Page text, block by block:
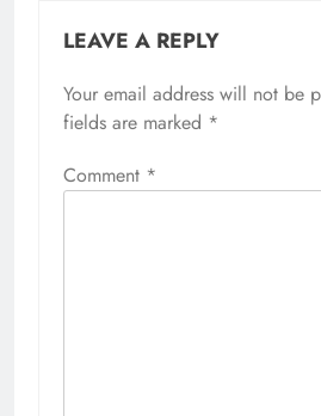
LEAVE A REPLY
Your email address will not be
fields are marked *
Comment *